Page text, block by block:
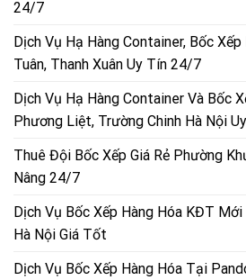
24/7
Dịch Vụ Hạ Hàng Container, Bốc
Tuân, Thanh Xuân Uy Tín 24/7
Dịch Vụ Hạ Hàng Container Và Bốc
Phương Liệt, Trường Chinh Hà Nội
Thuê Đội Bốc Xếp Giá Rẻ Phường
Nâng 24/7
Dịch Vụ Bốc Xếp Hàng Hóa KĐT
Hà Nội Giá Tốt
Dịch Vụ Bốc Xếp Hàng Hóa Tại